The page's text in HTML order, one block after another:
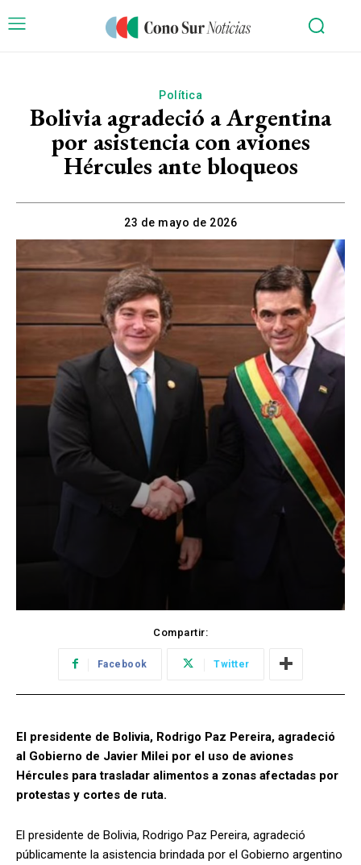
Política
Bolivia agradeció a Argentina
por asistencia con aviones
Hércules ante bloqueos
23 de mayo de 2026
Compartir:
Facebook Twitter
El presidente de Bolivia, Rodrigo Paz Pereira, agradeció
al Gobierno de Javier Milei por el uso de aviones
Hércules para trasladar alimentos a zonas afectadas por
protestas y cortes de ruta.
El presidente de Bolivia, Rodrigo Paz Pereira, agradeció
públicamente la asistencia brindada por el Gobierno argentino